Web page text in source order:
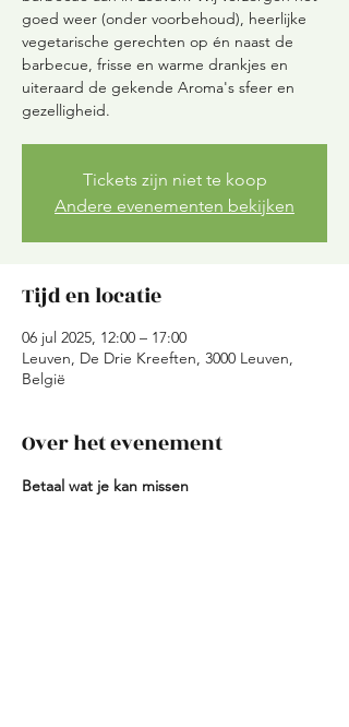
goed weer (onder voorbehoud), heerlijke
vegetarische gerechten op én naast de
barbecue, frisse en warme drankjes en
uiteraard de gekende Aroma's sfeer en
gezelligheid.
Tickets zijn niet te koop
Andere evenementen bekijken
Tijd en locatie
06 jul 2025, 12:00 – 17:00
Leuven, De Drie Kreeften, 3000 Leuven,
België
Over het evenement
Betaal wat je kan missen